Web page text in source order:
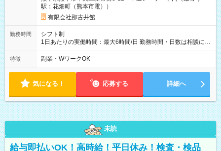
駅：花畑町（熊本市電））
有限会社那古井館
勤務時間
シフト制
1日あたりの実働時間：最大6時間/日 勤務時間・日数は相談に応
じます。 ★土日が入れる方を募集しています！
特徴 副業・WワークOK
気になる！ 応募する 詳細へ
未読
給与即払いOK！高時給！平日休み！検査・検品